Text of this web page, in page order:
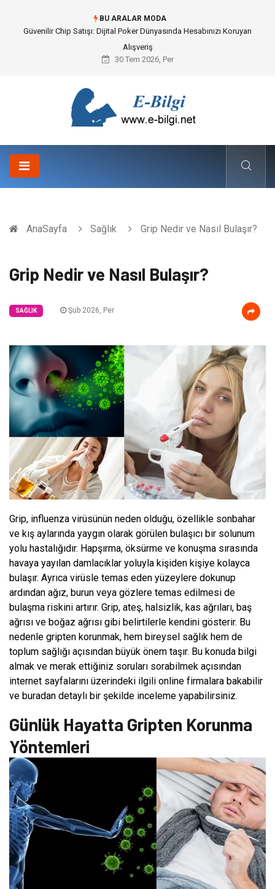
BU ARALAR MODA
Bahçe Çiti Kültürü ve Modern Peyzaj Mimarisindeki Hayati Rolü
30 Tem 2026, Per
AnaSayfa Sağlık Grip Nedir ve Nasıl Bulaşır?
Grip Nedir ve Nasıl Bulaşır?
SAĞLIK Şub 2026, Per
Grip, influenza virüsünün neden olduğu, özellikle sonbahar
ve kış aylarında yaygın olarak görülen bulaşıcı bir solunum
yolu hastalığıdır. Hapşırma, öksürme ve konuşma sırasında
havaya yayılan damlacıklar yoluyla kişiden kişiye kolayca
bulaşır. Ayrıca virüsle temas eden yüzeylere dokunup
ardından ağız, burun veya gözlere temas edilmesi de
bulaşma riskini artırır. Grip, ateş, halsizlik, kas ağrıları, baş
ağrısı ve boğaz ağrısı gibi belirtilerle kendini gösterir. Bu
nedenle gripten korunmak, hem bireysel sağlık hem de
toplum sağlığı açısından büyük önem taşır. Bu konuda bilgi
almak ve merak ettiğiniz soruları sorabilmek açısından
internet sayfalarını üzerindeki ilgili online firmalara bakabilir
ve buradan detaylı bir şekilde inceleme yapabilirsiniz.
Günlük Hayatta Gripten Korunma
Yöntemleri